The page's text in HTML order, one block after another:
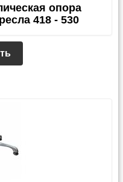
опора
418 - 530